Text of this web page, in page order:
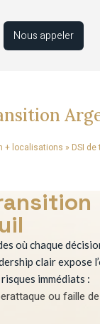
Nous appeler
+ localisations » DSI
où chaque
clair expose
risques immédiats :
ou faille